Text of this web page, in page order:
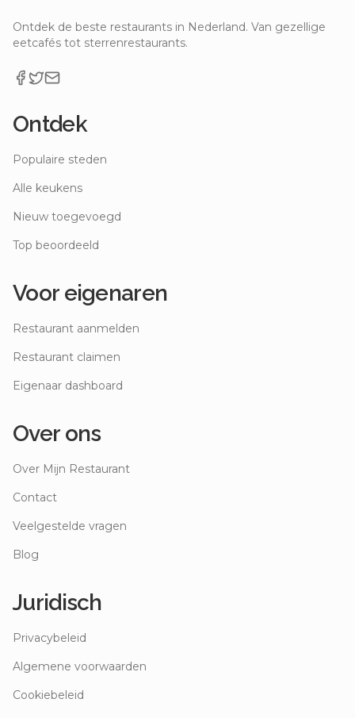
Ontdek de beste restaurants in Nederland. Van gezellige
eetcafés tot sterrenrestaurants.
Ontdek
Populaire steden
Alle keukens
Nieuw toegevoegd
Top beoordeeld
Voor eigenaren
Restaurant aanmelden
Restaurant claimen
Eigenaar dashboard
Over ons
Over Mijn Restaurant
Contact
Veelgestelde vragen
Blog
Juridisch
Privacybeleid
Algemene voorwaarden
Cookiebeleid